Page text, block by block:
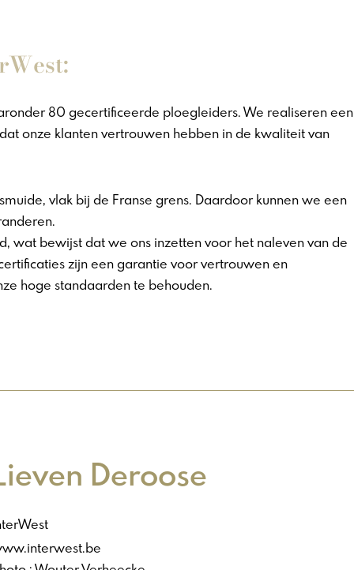
80 gecertificeerde ploegleiders. We realiseren een
onze klanten vertrouwen hebben in de kwaliteit van
vlak bij de Franse grens. Daardoor kunnen we een
wat bewijst dat we ons inzetten voor het naleven van de
zijn een garantie voor vertrouwen en
hoge standaarden te behouden.
Deroose